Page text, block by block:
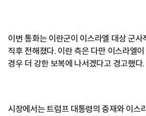
이번 통화는 이란군이 이스라엘 대상 군사
직후 전해졌다. 이란 측은 다만 이스라엘
경우 더 강한 보복에 나서겠다고 경고했다.
시장에서는 트럼프 대통령의 중재와 이스